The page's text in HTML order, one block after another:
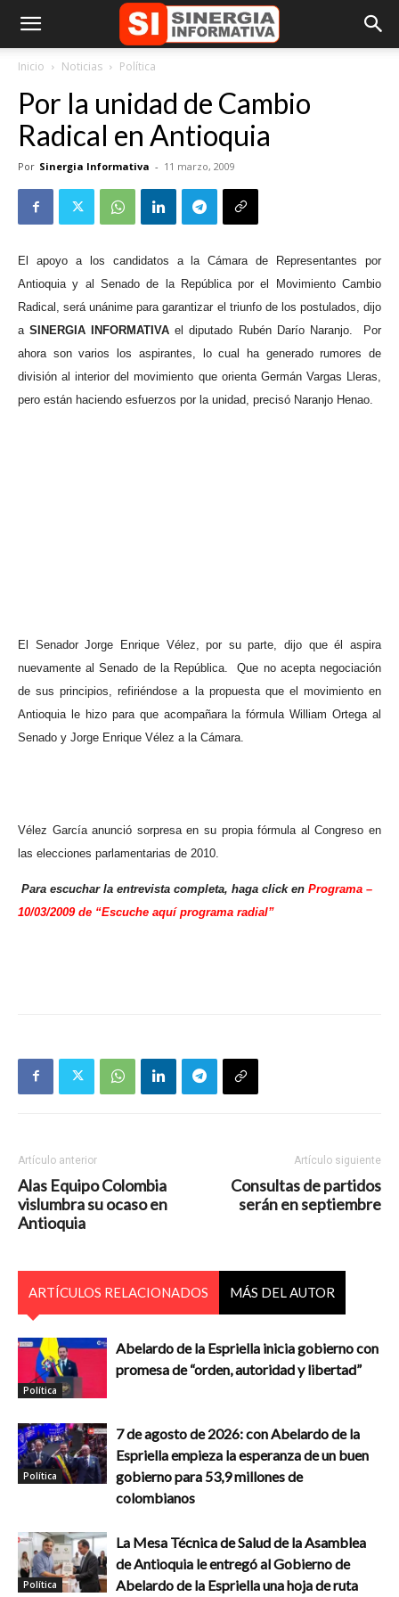
Inicio Noticias Política
Por la unidad de Cambio
Radical en Antioquia
Por Sinergia Informativa - 11 marzo, 2009
El apoyo a los candidatos a la Cámara de Representantes por
Antioquia y al Senado de la República por el Movimiento Cambio
Radical, será unánime para garantizar el triunfo de los postulados, dijo
aSINERGIA INFORMATIVAel diputado Rubén Darío Naranjo.
Por
ahora son varios los aspirantes, lo cual ha generado rumores de
división al interior del movimiento que orienta Germán Vargas Lleras,
pero están haciendo esfuerzos por la unidad, precisó Naranjo Henao.
El Senador Jorge Enrique Vélez, por su parte, dijo que él aspira
nuevamente al Senado de la República.
Que no acepta negociación
de sus principios, refiriéndose a la propuesta que el movimiento en
Antioquia le hizo para que acompañara la fórmula William Ortega al
Senado y Jorge Enrique Vélez a la Cámara.
Vélez García anunció sorpresa en su propia fórmula al Congreso en
las elecciones parlamentarias de 2010.
Para escuchar la entrevista completa, haga click en Programa –
10/03/2009 de “Escuche aquí programa radial”
Artículo anterior
Alas Equipo Colombia
vislumbra su ocaso en
Antioquia
Artículo siguiente
Consultas de partidos
serán en septiembre
ARTÍCULOS RELACIONADOS MÁS DEL AUTOR
Política
Abelardo de la Espriella inicia gobierno con
promesa de “orden, autoridad y libertad”
Política
7 de agosto de 2026: con Abelardo de la
Espriella empieza la esperanza de un buen
gobierno para 53,9 millones de
colombianos
Política
La Mesa Técnica de Salud de la Asamblea
de Antioquia le entregó al Gobierno de
Abelardo de la Espriella una hoja de ruta